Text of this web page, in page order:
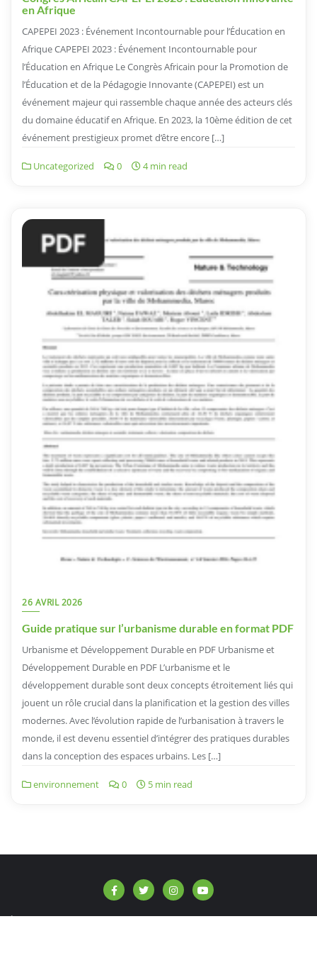
en Afrique
CAPEPEI 2023 : Événement Incontournable pour l’Éducation en
Afrique CAPEPEI 2023 : Événement Incontournable pour
l’Éducation en Afrique Le Congrès Africain pour la Promotion de
l’Éducation et de la Pédagogie Innovante (CAPEPEI) est un
événement majeur qui rassemble chaque année des acteurs clés
du domaine éducatif en Afrique. En 2023, la 10ème édition de cet
événement prestigieux promet d’être encore […]
Uncategorized 0 4 min read
26 AVRIL 2026
Guide pratique sur l’urbanisme durable en format PDF
Urbanisme et Développement Durable en PDF Urbanisme et
Développement Durable en PDF L’urbanisme et le
développement durable sont deux concepts étroitement liés qui
jouent un rôle crucial dans la planification et la gestion des villes
modernes. Avec l’évolution rapide de l’urbanisation à travers le
monde, il est devenu essentiel d’intégrer des pratiques durables
dans la conception des espaces urbains. Les […]
environnement 0 5 min read
À propos de nous Contact Politique de confidentialité